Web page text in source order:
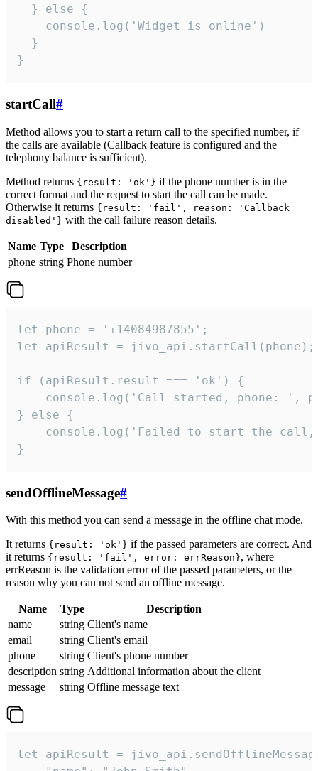
  } else {
    console.log('Widget is online')
  }
}
startCall#
Method allows you to start a return call to the specified number, if
the calls are available (Callback feature is configured and the
telephony balance is sufficient).
Method returns {result: 'ok'} if the phone number is in the
correct format and the request to start the call can be made.
Otherwise it returns {result: 'fail', reason: 'Callback
disabled'} with the call failure reason details.
Name Type
Description
phone string Phone number
let phone = '+14084987855';
let apiResult = jivo_api.startCall(phone);
if (apiResult.result === 'ok') {
console.log('Call started, phone: ',
} else {
console.log('Failed to start the
}
sendOfflineMessage#
With this method you can send a message in the offline chat mode.
It returns {result: 'ok'} if the passed parameters are correct. And
it returns {result: 'fail', error: errReason}, where
errReason is the validation error of the passed parameters, or the
reason why you can not send an offline message.
Name Type
Description
name
string Client's name
email
string Client's email
phone
string Client's phone number
description string Additional information about the client
message
string Offline message text
let apiResult =